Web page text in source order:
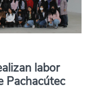
labor
Pachacútec